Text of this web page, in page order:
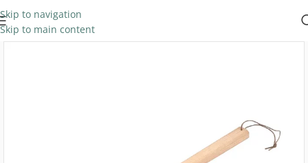
Skip to navigation
Skip to main content